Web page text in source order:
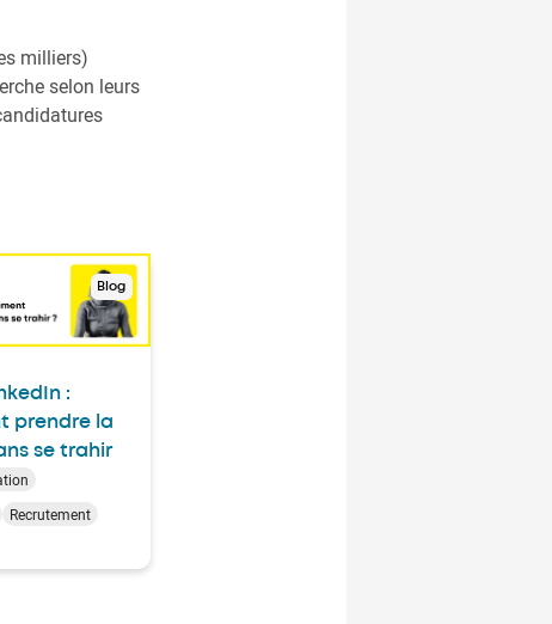
milliers)
selon leurs
Blog
:
prendre la
se trahir
Recrutement